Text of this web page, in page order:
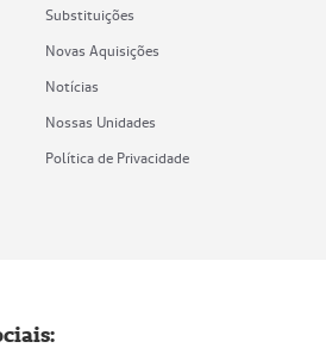
Substituições
Novas Aquisições
Notícias
Nossas Unidades
Política de Privacidade